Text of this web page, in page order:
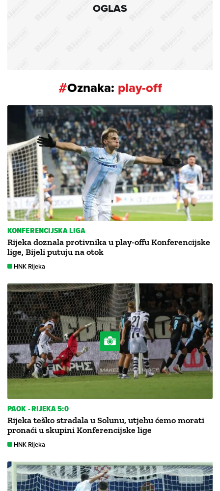
OGLAS
#Oznaka: play-off
KONFERENCIJSKA LIGA
Rijeka doznala protivnika u play-offu Konferencijske
lige, Bijeli putuju na otok
HNK Rijeka
PAOK - RIJEKA 5:0
Rijeka teško stradala u Solunu, utjehu ćemo morati
pronaći u skupini Konferencijske lige
HNK Rijeka